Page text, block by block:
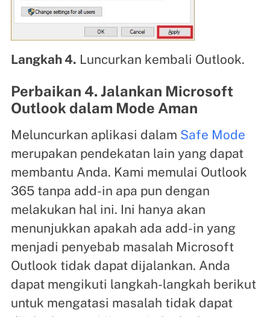
Langkah 4. Luncurkan kembali Outlook.
Perbaikan 4. Jalankan Microsoft
Outlook dalam Mode Aman
Meluncurkan aplikasi dalam Safe Mode
merupakan pendekatan lain yang dapat
membantu Anda. Kami memulai Outlook
365 tanpa add-in apa pun dengan
melakukan hal ini. Ini hanya akan
menunjukkan apakah ada add-in yang
menjadi penyebab masalah Microsoft
Outlook tidak dapat dijalankan. Anda
dapat mengikuti langkah-langkah berikut
untuk mengatasi masalah tidak dapat